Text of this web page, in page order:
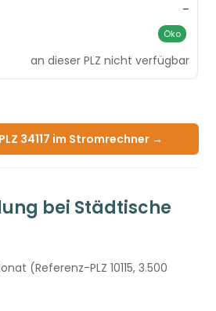
–
Öko
an dieser PLZ nicht verfügbar
34117 im Stromrechner →
bei Städtische
(Referenz-PLZ 10115, 3.500